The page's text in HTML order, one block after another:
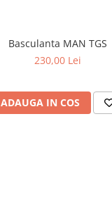
Basculanta MAN TGS
230,00 Lei
ADAUGA IN COS